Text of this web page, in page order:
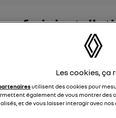
frais
aides pour faire installer
Les cookies, ça
utilisent des cookies pour
également de vous montrer des
et de vous laisser interagir avec